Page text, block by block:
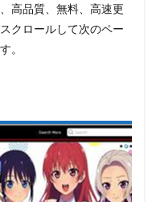
高品質、無料、高速更
クロールして次のペー
。